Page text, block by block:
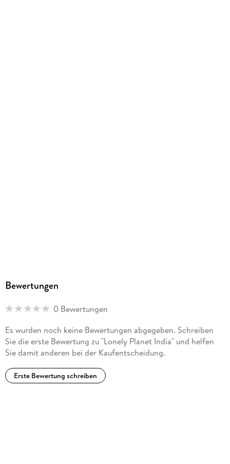
Bewertungen
0 Bewertungen
Es wurden noch keine Bewertungen abgegeben. Schreiben
Sie die erste Bewertung zu "Lonely Planet India" und helfen
Sie damit anderen bei der Kaufentscheidung.
Erste Bewertung schreiben